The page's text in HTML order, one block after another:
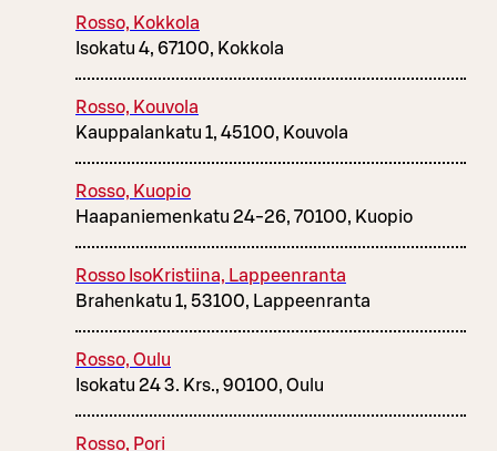
Rosso, Kokkola
Isokatu 4, 67100, Kokkola
Rosso, Kouvola
Kauppalankatu 1, 45100, Kouvola
Rosso, Kuopio
Haapaniemenkatu 24-26, 70100, Kuopio
Rosso IsoKristiina, Lappeenranta
Brahenkatu 1, 53100, Lappeenranta
Rosso, Oulu
Isokatu 24 3. Krs., 90100, Oulu
Rosso, Pori